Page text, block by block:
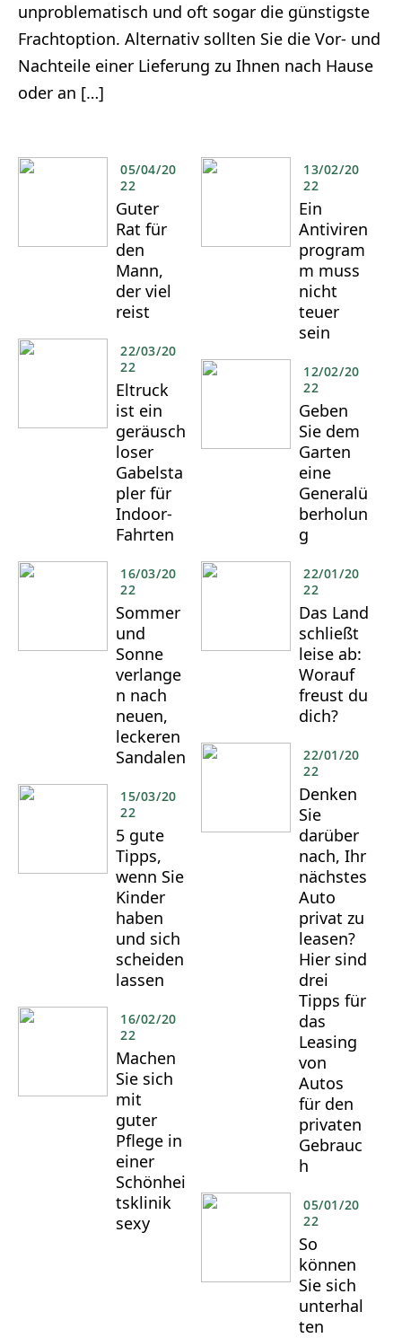
unproblematisch und oft sogar die günstigste
Frachtoption. Alternativ sollten Sie die Vor- und
Nachteile einer Lieferung zu Ihnen nach Hause
oder an […]
05/04/20
22
Guter
Rat für
den
Mann,
der viel
reist
22/03/20
22
Eltruck
ist ein
geräusch
loser
Gabelsta
pler für
Indoor-
Fahrten
16/03/20
22
Sommer
und
Sonne
verlange
n nach
neuen,
leckeren
Sandalen
15/03/20
22
5 gute
Tipps,
wenn Sie
Kinder
haben
und sich
scheiden
lassen
16/02/20
22
Machen
Sie sich
mit
guter
Pflege in
einer
Schönhei
tsklinik
sexy
13/02/20
22
Ein
Antiviren
program
m muss
nicht
teuer
sein
12/02/20
22
Geben
Sie dem
Garten
eine
Generalü
berholun
g
22/01/20
22
Das Land
schließt
leise ab:
Worauf
freust du
dich?
22/01/20
22
Denken
Sie
darüber
nach, Ihr
nächstes
Auto
privat zu
leasen?
Hier sind
drei
Tipps für
das
Leasing
von
Autos
für den
privaten
Gebrauc
h
05/01/20
22
So
können
Sie sich
unterhal
ten